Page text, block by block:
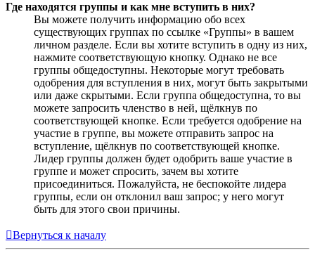
Где находятся группы и как мне вступить в них?
Вы можете получить информацию обо всех
существующих группах по ссылке «Группы» в вашем
личном разделе. Если вы хотите вступить в одну из них,
нажмите соответствующую кнопку. Однако не все
группы общедоступны. Некоторые могут требовать
одобрения для вступления в них, могут быть закрытыми
или даже скрытыми. Если группа общедоступна, то вы
можете запросить членство в ней, щёлкнув по
соответствующей кнопке. Если требуется одобрение на
участие в группе, вы можете отправить запрос на
вступление, щёлкнув по соответствующей кнопке.
Лидер группы должен будет одобрить ваше участие в
группе и может спросить, зачем вы хотите
присоединиться. Пожалуйста, не беспокойте лидера
группы, если он отклонил ваш запрос; у него могут
быть для этого свои причины.
Вернуться к началу